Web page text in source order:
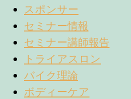
スポンサー
セミナー情報
セミナー講師報告
トライアスロン
バイク理論
ボディーケア